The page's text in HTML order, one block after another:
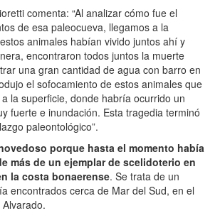
comenta: “Al analizar cómo fue el
de esa paleocueva, llegamos a la
animales habían vivido juntos ahí y
encontraron todos juntos la muerte
una gran cantidad de agua con barro en
el sofocamiento de estos animales que
la superficie, donde habría ocurrido un
fuerte e inundación. Esta tragedia terminó
paleontológico”.
porque hasta el momento había
más de un ejemplar de scelidoterio en
la costa bonaerense. Se trata de un
encontrados cerca de Mar del Sud, en el